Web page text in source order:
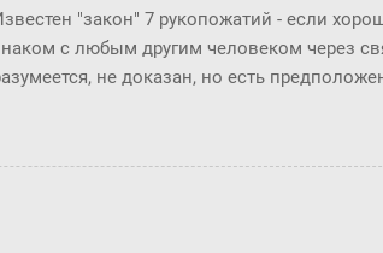
"закон" 7 рукопожатий - если
с любым другим человеком через
не доказан, но есть
"сжиматься" за счет технологий (интернет,
Research решили проверить на